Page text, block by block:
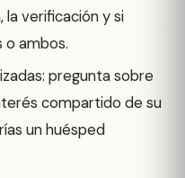
la verificación y si
o ambos.
pregunta sobre
compartido de su
un huésped